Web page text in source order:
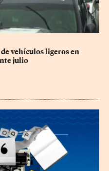
vehículos ligeros en
julio